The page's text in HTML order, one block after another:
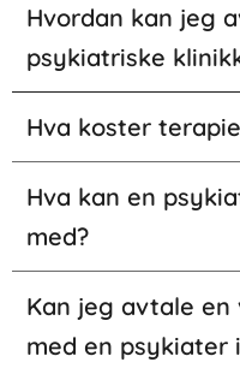
Hvordan kan jeg
psykiatriske
Hva koster
Hva kan en
med?
Kan jeg avtale en
med en psykiater